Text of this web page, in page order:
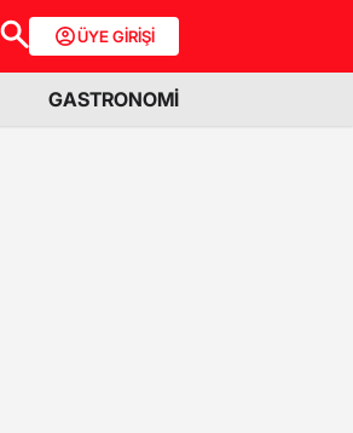
ÜYE GİRİŞİ
GASTRONOMİ